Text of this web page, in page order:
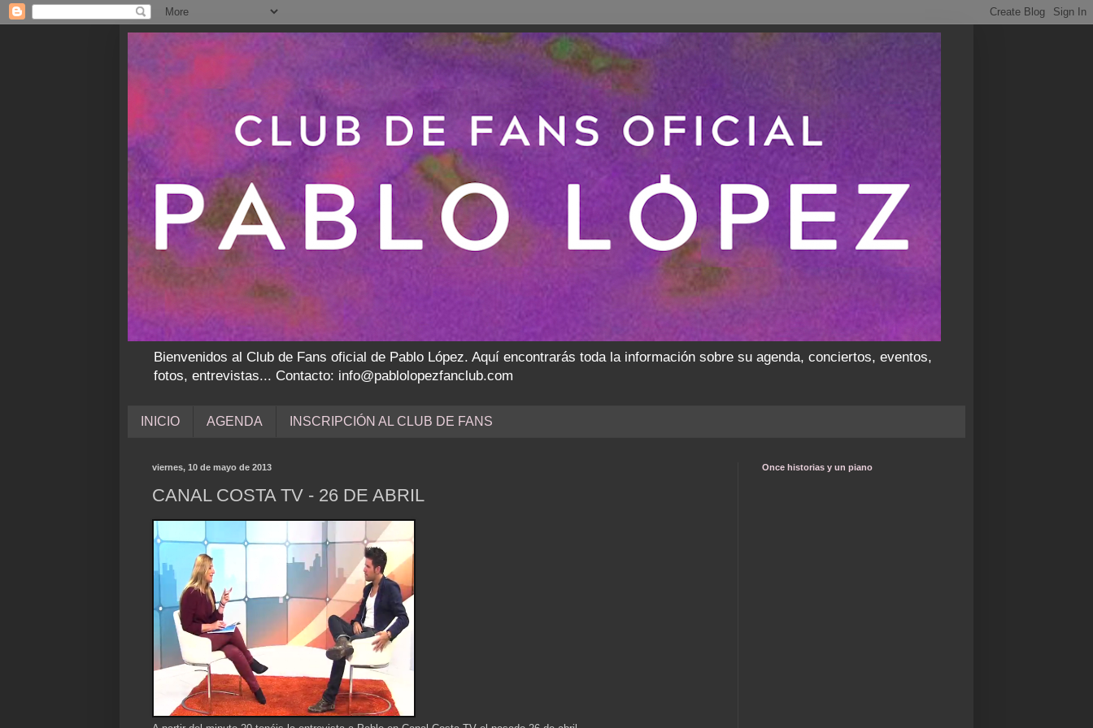
Bienvenidos al Club de Fans oficial de Pablo López. Aquí encontrarás toda la información sobre su agenda, conciertos, eventos,
fotos, entrevistas... Contacto: info@pablolopezfanclub.com
INICIO AGENDA INSCRIPCIÓN AL CLUB DE FANS
viernes, 10 de mayo de 2013
CANAL COSTA TV - 26 DE ABRIL
Once historias y un piano